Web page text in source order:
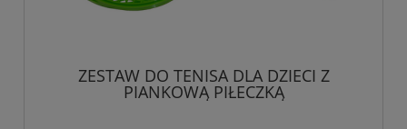
ZESTAW DO TENISA DLA DZIECI Z
PIANKOWĄ PIŁECZKĄ